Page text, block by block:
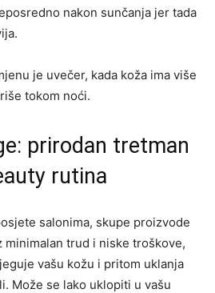
nakon sunčanja jer tada
je uvečer, kada koža ima više
tokom noći.
prirodan tretman
rutina
salonima, skupe proizvode
minimalan trud i niske troškove,
vašu kožu i pritom uklanja
Može se lako uklopiti u vašu